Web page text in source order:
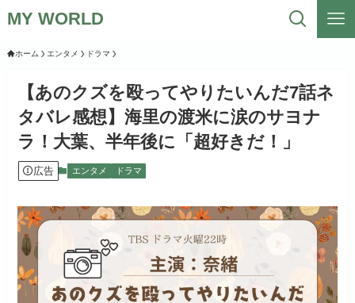
MY WORLD
ホーム エンタメ ドラマ
【あのクズを殴ってやりたいんだ7話ネ
タバレ感想】海里の渡米に涙のサヨナ
ラ！大葉、半年後に「超好きだ！」
広告 エンタメ ドラマ